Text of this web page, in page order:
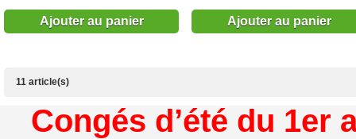
Ajouter au panier Ajouter au panier
11 article(s)
Congés d’été du 1er